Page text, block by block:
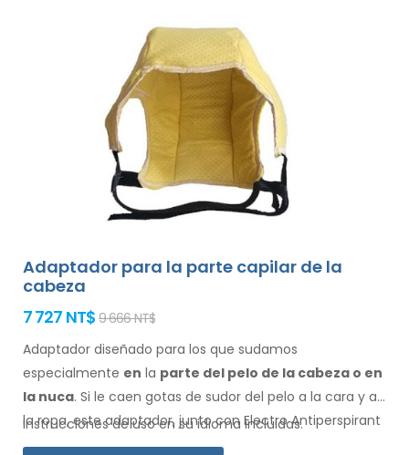
Adaptador para la parte capilar de la
cabeza
7 727 NT$ 9 666 NT$
Adaptador diseñado para los que sudamos
especialmente en la parte del pelo de la cabeza o en
la nuca. Si le caen gotas de sudor del pelo a la cara y a
la ropa, este adaptador, junto con Electro Antiperspirant
Forte o Electro Antiperspirant ELITE, es para usted.
Instrucciones de uso en su idioma incluidas.